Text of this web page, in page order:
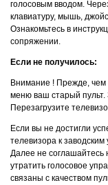
голосовым вводом.
клавиатуру, мышь,
Ознакомьтесь в
сопряжении.
Если не получилось:
Внимание ! Прежде, чем
меню ваш старый пульт.
Перезагрузите
Если вы не достигли
телевизора к
Далее не соглашайтесь
утратить голосовое
связаны с качеством